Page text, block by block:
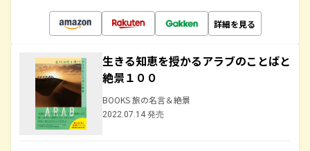
詳細を見る
生きる知恵を授かるアラブのことばと
絶景１００
BOOKS 旅の名言＆絶景
2022.07.14 発売